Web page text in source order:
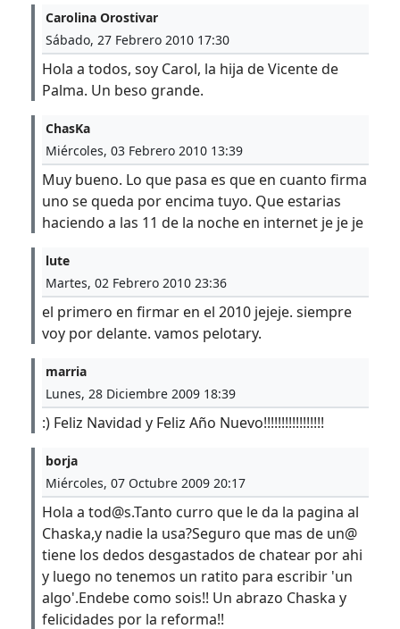
Carolina Orostivar
Sábado, 27 Febrero 2010 17:30
Hola a todos, soy Carol, la hija de Vicente de
Palma. Un beso grande.
ChasKa
Miércoles, 03 Febrero 2010 13:39
Muy bueno. Lo que pasa es que en cuanto firma
uno se queda por encima tuyo. Que estarias
haciendo a las 11 de la noche en internet je je je
lute
Martes, 02 Febrero 2010 23:36
el primero en firmar en el 2010 jejeje. siempre
voy por delante. vamos pelotary.
marria
Lunes, 28 Diciembre 2009 18:39
:) Feliz Navidad y Feliz Año Nuevo!!!!!!!!!!!!!!!!!
borja
Miércoles, 07 Octubre 2009 20:17
Hola a tod@s.Tanto curro que le da la pagina al
Chaska,y nadie la usa?Seguro que mas de un@
tiene los dedos desgastados de chatear por ahi
y luego no tenemos un ratito para escribir 'un
algo'.Endebe como sois!! Un abrazo Chaska y
felicidades por la reforma!!